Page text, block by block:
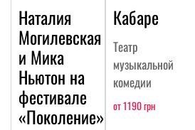
Наталия
Могилевская
и Мика
Ньютон на
фестивале
«Поколение»
Кабаре
Театр
музыкальной
комедии
от 1190 грн